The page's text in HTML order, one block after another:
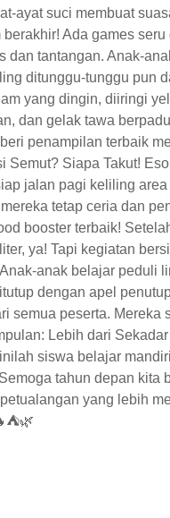
ayat suci membuat
Ada games
dan tantangan. Anak-
ditunggu-tunggu pun
yang dingin, diiringi
dan gelak tawa
penampilan terbaik
Semut? Siapa Takut!
jalan pagi keliling
tetap ceria dan
booster terbaik!
ya! Tapi kegiatan
anak belajar peduli
dengan apel
semua peserta.
Lebih dari
siswa belajar
tahun depan
yang lebih